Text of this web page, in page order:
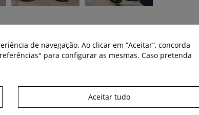
de navegação. Ao clicar em “Aceitar”, concorda
para configurar as mesmas. Caso pretenda
Aceitar tudo